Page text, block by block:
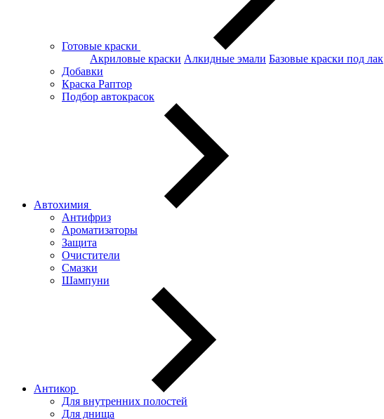
Готовые краски
Акриловые краски Алкидные эмали Базовые краски под лак
Добавки
Краска Раптор
Подбор автокрасок
Автохимия
Антифриз
Ароматизаторы
Защита
Очистители
Смазки
Шампуни
Антикор
Для внутренних полостей
Для днища